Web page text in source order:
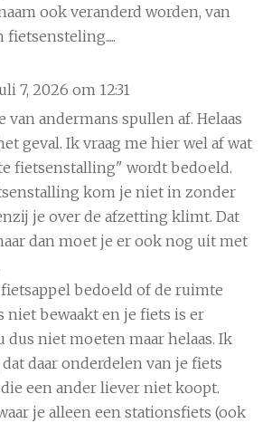
ook veranderd worden, van
7, 2026 om 12:31
van andermans spullen af. Helaas
geval. Ik vraag me hier wel af wat
fietsenstalling" wordt bedoeld.
kom je niet in zonder
je over de afzetting klimt. Dat
dan moet je er ook nog uit met
bedoeld of de ruimte
niet bewaakt en je fiets is er
dus niet moeten maar helaas. Ik
daar onderdelen van je fiets
een ander liever niet koopt.
je alleen een stationsfiets (ook